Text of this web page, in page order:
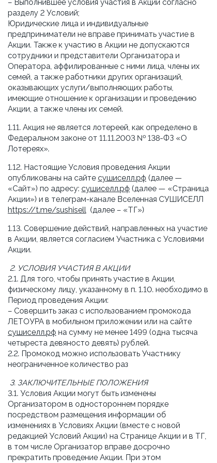
– Выполнившее условия участия в Акции согласно
разделу 2 Условий;
Юридические лица и индивидуальные
предприниматели не вправе принимать участие в
Акции. Также к участию в Акции не допускаются
сотрудники и представители Организатора и
Оператора, аффилированные с ними лица, члены их
семей, а также работники других организаций,
оказывающих услуги/выполняющих работы,
имеющие отношение к организации и проведению
Акции, а также члены их семей.
1.11. Акция не является лотереей, как определено в
Федеральном законе от 11.11.2003 № 138-ФЗ «О
Лотереях».
1.12. Настоящие Условия проведения Акции
опубликованы на сайте сушиселл.рф (далее —
«Сайт») по адресу: сушиселл.рф (далее — «Страница
https://t.me/sushisell (далее – «ТГ»)
1.13. Совершение действий, направленных на участие
в Акции, является согласием Участника с Условиями
Акции.
2. УСЛОВИЯ УЧАСТИЯ В АКЦИИ
2.1. Для того, чтобы принять участие в Акции,
физическому лицу, указанному в п. 1.10. необходимо в
Период проведения Акции:
– Совершить заказ с использованием промокода
сушиселл.рф на сумму не менее 1499 (одна тысяча
четыреста девяносто девять) рублей.
2.2. Промокод можно использовать Участнику
неограниченное количество раз
3. ЗАКЛЮЧИТЕЛЬНЫЕ ПОЛОЖЕНИЯ
3.1. Условия Акции могут быть изменены
Организатором в одностороннем порядке
посредством размещения информации об
изменениях в Условиях Акции (вместе с новой
редакцией Условий Акции) на Странице Акции и в ТГ,
в том числе Организатор вправе досрочно
прекратить проведение Акции. При этом